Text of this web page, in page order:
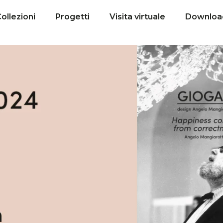
Progetti Visita virtuale